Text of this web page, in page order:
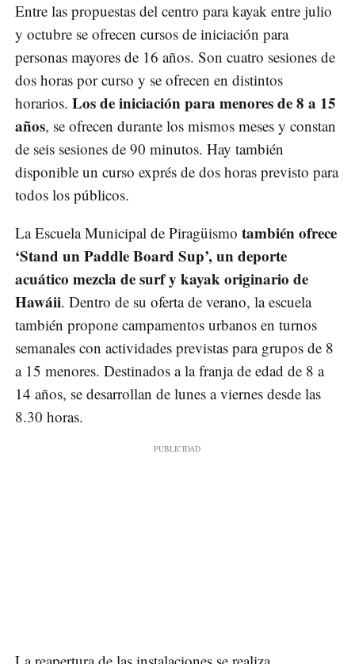
Entre las propuestas del centro para kayak entre julio
y octubre se ofrecen cursos de iniciación para
personas mayores de 16 años. Son cuatro sesiones de
dos horas por curso y se ofrecen en distintos
horarios. Los de iniciación para menores de 8 a 15
años, se ofrecen durante los mismos meses y constan
de seis sesiones de 90 minutos. Hay también
disponible un curso exprés de dos horas previsto para
todos los públicos.
La Escuela Municipal de Piragüismo también ofrece
‘Stand un Paddle Board Sup’, un deporte
acuático mezcla de surf y kayak originario de
Hawáii. Dentro de su oferta de verano, la escuela
también propone campamentos urbanos en turnos
semanales con actividades previstas para grupos de 8
a 15 menores. Destinados a la franja de edad de 8 a
14 años, se desarrollan de lunes a viernes desde las
8.30 horas.